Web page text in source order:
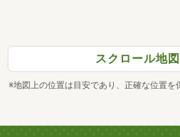
スクロール地
※地図上の位置は目安であり、正確な位置を